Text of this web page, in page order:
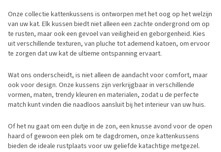
Onze collectie kattenkussens is ontworpen met het oog op het welzijn
van uw kat. Elk kussen biedt niet alleen een zachte ondergrond om op
te rusten, maar ook een gevoel van veiligheid en geborgenheid. Kies
uit verschillende texturen, van pluche tot ademend katoen, om ervoor
te zorgen dat uw kat de ultieme ontspanning ervaart.
Wat ons onderscheidt, is niet alleen de aandacht voor comfort, maar
ook voor design. Onze kussens zijn verkrijgbaar in verschillende
vormen, maten, trendy kleuren en materialen, zodat u de perfecte
match kunt vinden die naadloos aansluit bij het interieur van uw huis.
Of het nu gaat om een dutje in de zon, een knusse avond voor de open
haard of gewoon een plek om te dagdromen, onze kattenkussens
bieden de ideale rustplaats voor uw geliefde katachtige metgezel.